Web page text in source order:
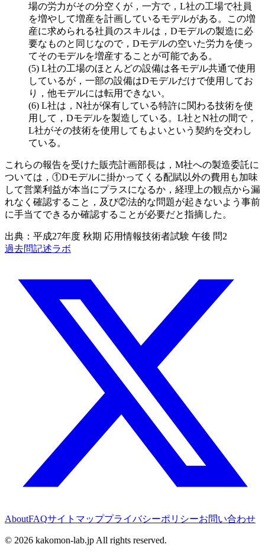
場の労力がその分空くが，一方で，L社の工場で社員
を増やして増産を計画しているモデルがある。この増
産に求められる社員のスキルは，Dモデルの製造に必
要なものと同じなので，Dモデルの空いた労力を使っ
てそのモデルを増産することが可能である。
L社の工場のほとんどの設備は各モデル共通で使用
しているが，一部の設備はDモデルだけで使用してお
り，他モデルには転用できない。
L社は，N社が保有している特許に関わる技術を使
用して，Dモデルを製造している。L社とN社の間で，
L社がその技術を使用してもよいという契約を交わし
ている。
これらの報告を受けた販売計画部長は，M社への製造委託に
ついては， ①Dモデルに掛かってくる配賦以外の費用も加味
して営業利益が本当にプラスになるか，経理上の観点から漏
れなく確認すること， 及び②法的な問題が起きないよう事前
に手当てできるか確認すること が必要だと指摘した。
出典：平成27年度 秋期 応用情報技術者試験 午後 問2
過去問記述ラボ
AboutFAQサイトマッププライバシーポリシーお問い合わせ
© 2026 kakomon-lab.jp All rights reserved.